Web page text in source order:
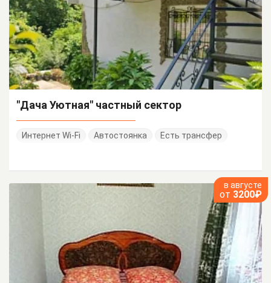
"Дача Уютная" частный сектор
Интернет Wi-Fi Автостоянка Есть трансфер
в августе
от 3200₽